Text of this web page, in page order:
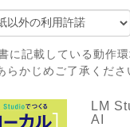
に記載している動作
らかじめご了承くださ
LM
AI